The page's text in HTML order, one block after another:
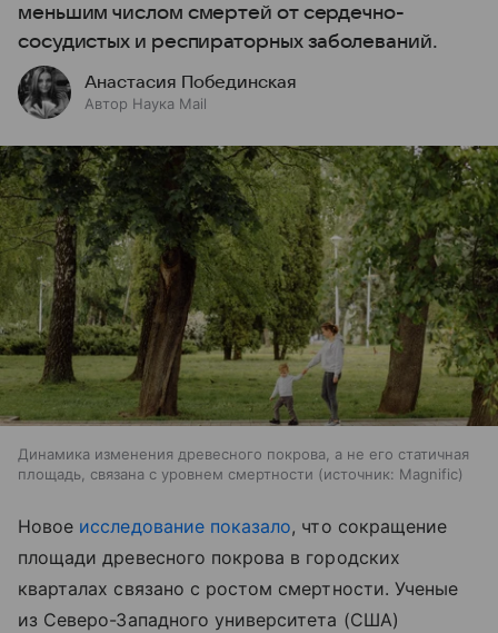
меньшим числом смертей от сердечно-
сосудистых и респираторных заболеваний.
Анастасия Побединская
Автор Наука Mail
Динамика изменения древесного покрова, а не его статичная
площадь, связана с уровнем смертности
источник: Magnific
Новое исследование показало, что сокращение
площади древесного покрова в городских
кварталах связано с ростом смертности. Ученые
из Северо-Западного университета (США)